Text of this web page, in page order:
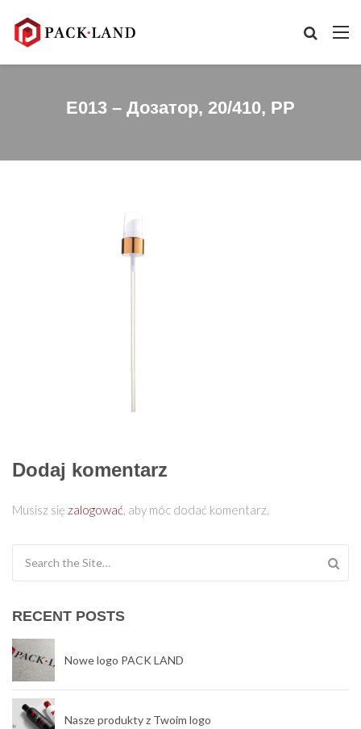
E013 – Дозатор, 20/410, PP
Dodaj komentarz
Musisz się zalogować, aby móc dodać komentarz.
RECENT POSTS
Nowe logo PACK LAND
Nasze produkty z Twoim logo